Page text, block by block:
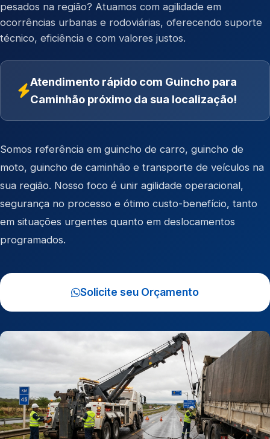
pesados na região? Atuamos com agilidade em
ocorrências urbanas e rodoviárias, oferecendo suporte
técnico, eficiência e com valores justos.
Atendimento rápido com Guincho para
Caminhão próximo da sua localização!
Somos referência em guincho de carro, guincho de
moto, guincho de caminhão e transporte de veículos na
sua região. Nosso foco é unir agilidade operacional,
segurança no processo e ótimo custo-benefício, tanto
em situações urgentes quanto em deslocamentos
programados.
Solicite seu Orçamento